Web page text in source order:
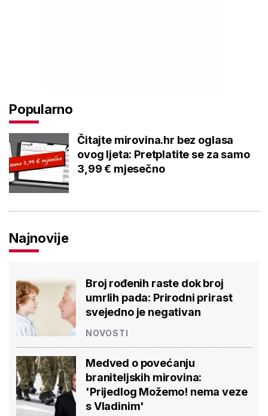
Popularno
Čitajte mirovina.hr bez oglasa
ovog ljeta: Pretplatite se za samo
3,99 € mjesečno
Najnovije
Broj rođenih raste dok broj
umrlih pada: Prirodni prirast
svejedno je negativan
NOVOSTI
Medved o povećanju
braniteljskih mirovina:
'Prijedlog Možemo! nema veze
s Vladinim'